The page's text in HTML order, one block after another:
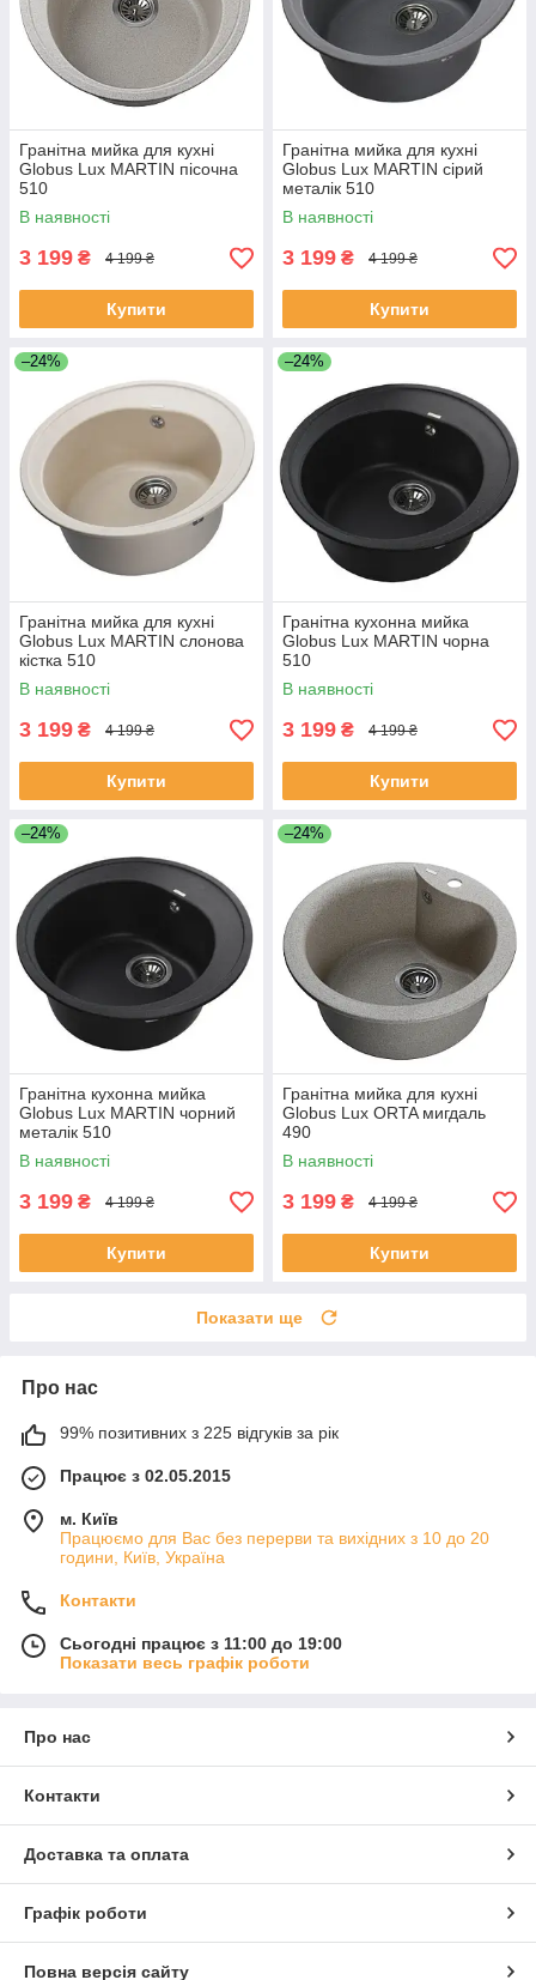
Гранітна мийка для кухні
Globus Lux MARTIN пісочна
510
В наявності
3 199 ₴ 4 199 ₴
Купити
Гранітна мийка для кухні
Globus Lux MARTIN сірий
металік 510
В наявності
3 199 ₴ 4 199 ₴
Купити
–24%
Гранітна мийка для кухні
Globus Lux MARTIN слонова
кістка 510
В наявності
3 199 ₴ 4 199 ₴
Купити
–24%
Гранітна кухонна мийка
Globus Lux MARTIN чорна
510
В наявності
3 199 ₴ 4 199 ₴
Купити
–24%
Гранітна кухонна мийка
Globus Lux MARTIN чорний
металік 510
В наявності
3 199 ₴ 4 199 ₴
Купити
–24%
Гранітна мийка для кухні
Globus Lux ORTA мигдаль
490
В наявності
3 199 ₴ 4 199 ₴
Купити
Показати ще
Про нас
99% позитивних з 225 відгуків за рік
Працює з 02.05.2015
м. Київ
Працюємо для Вас без перерви та вихідних з 10 до 20
години, Київ, Україна
Контакти
Сьогодні працює з 11:00 до 19:00
Показати весь графік роботи
Про нас
Контакти
Доставка та оплата
Графік роботи
Повна версія сайту